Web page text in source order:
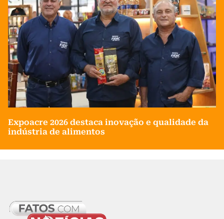
Expoacre 2026 destaca inovação e qualidade da
indústria de alimentos